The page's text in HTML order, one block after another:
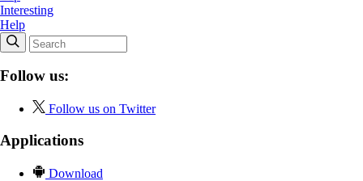
Interesting
Help
Follow us:
Follow us on Twitter
Applications
Download